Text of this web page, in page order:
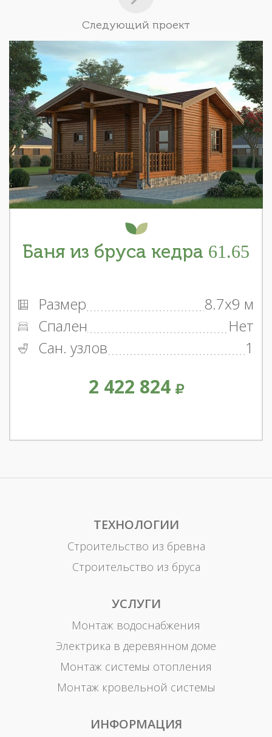
Следующий проект
Баня из бруса кедра 61.65
Размер
8.7x9 м
Спален
Нет
Сан. узлов
1
2 422 824
ТЕХНОЛОГИИ
Строительство из бревна
Строительство из бруса
УСЛУГИ
Монтаж водоснабжения
Электрика в деревянном доме
Монтаж системы отопления
Монтаж кровельной системы
ИНФОРМАЦИЯ